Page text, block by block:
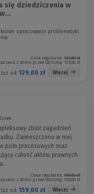
się dziedziczenia w
opracowanie problematyki
Cena regularna: 129,00 zł
cena z 30 dni przed obniżką:129,00 zł
Już od: 129,00 zł Więcej
zbiór zagadnień
Zamieszczono w niej
pism procesowych oraz
całość aktów prawnych
Cena regularna: 159,00 zł
cena z 30 dni przed obniżką:159,00 zł
Już od: 159,00 zł Więcej